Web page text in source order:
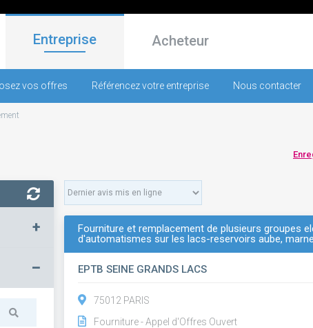
Entreprise Acheteur
vos offres Référencez votre entreprise Nous contacter
+
–
Fourniture et remplacement de plusieurs groupes
d'automatismes sur les lacs-reservoirs aube,
EPTB SEINE GRANDS LACS
75012 PARIS
Fourniture - Appel d'Offres Ouvert